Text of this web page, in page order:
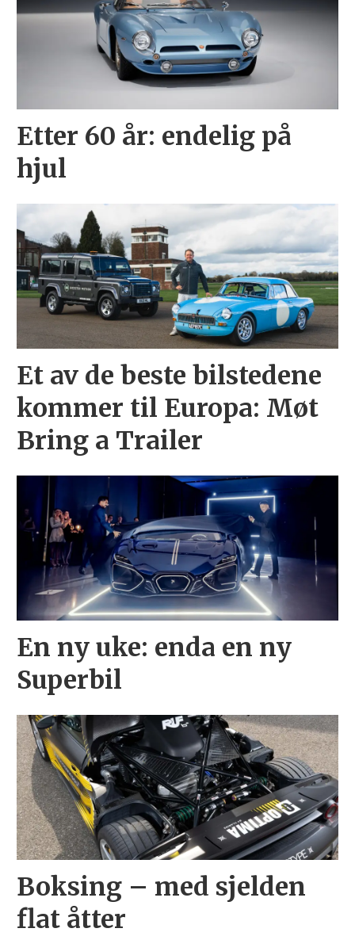
Etter 60 år: endelig på
hjul
Et av de beste bilstedene
kommer til Europa: Møt
Bring a Trailer
En ny uke: enda en ny
Superbil
Boksing – med sjelden
flat åtter